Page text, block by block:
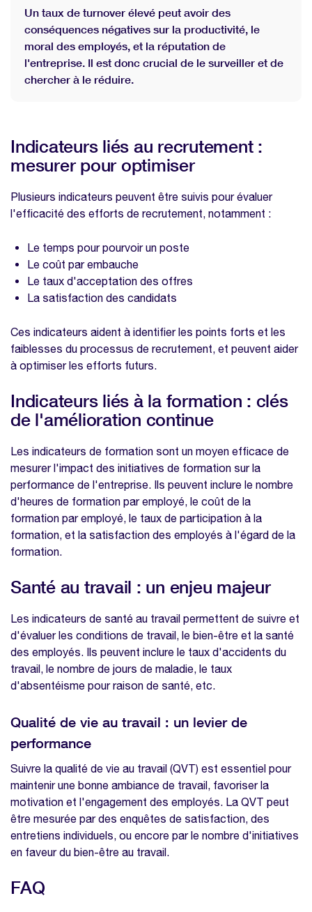
Un taux de turnover élevé peut avoir des
conséquences négatives sur la productivité, le
moral des employés, et la réputation de
l'entreprise. Il est donc crucial de le surveiller et de
chercher à le réduire.
Indicateurs liés au recrutement :
mesurer pour optimiser
Plusieurs indicateurs peuvent être suivis pour évaluer
l'efficacité des efforts de recrutement, notamment :
Le temps pour pourvoir un poste
Le coût par embauche
Le taux d'acceptation des offres
La satisfaction des candidats
Ces indicateurs aident à identifier les points forts et les
faiblesses du processus de recrutement, et peuvent aider
à optimiser les efforts futurs.
Indicateurs liés à la formation : clés
de l'amélioration continue
Les indicateurs de formation sont un moyen efficace de
mesurer l'impact des initiatives de formation sur la
performance de l'entreprise. Ils peuvent inclure le nombre
d'heures de formation par employé, le coût de la
formation par employé, le taux de participation à la
formation, et la satisfaction des employés à l'égard de la
formation.
Santé au travail : un enjeu majeur
Les indicateurs de santé au travail permettent de suivre et
d'évaluer les conditions de travail, le bien-être et la santé
des employés. Ils peuvent inclure le taux d'accidents du
travail, le nombre de jours de maladie, le taux
d'absentéisme pour raison de santé, etc.
Qualité de vie au travail : un levier de
performance
Suivre la qualité de vie au travail (QVT) est essentiel pour
maintenir une bonne ambiance de travail, favoriser la
motivation et l'engagement des employés. La QVT peut
être mesurée par des enquêtes de satisfaction, des
entretiens individuels, ou encore par le nombre d'initiatives
en faveur du bien-être au travail.
FAQ